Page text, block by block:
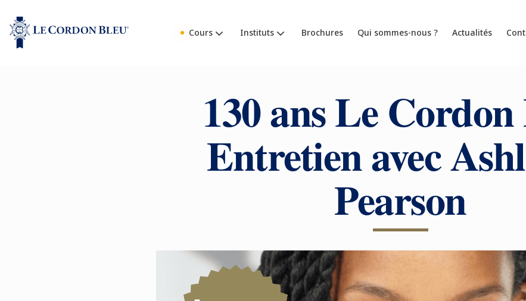
Cours Instituts Brochures Qui sommes-nous ? Actualités
130 ans Le
Entretien avec
Pearson